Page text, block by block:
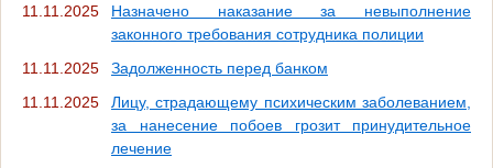
11.11.2025
Назначено наказание за невыполнение
законного требования сотрудника полиции
11.11.2025
Задолженность перед банком
11.11.2025
Лицу, страдающему психическим заболеванием,
за нанесение побоев грозит принудительное
лечение